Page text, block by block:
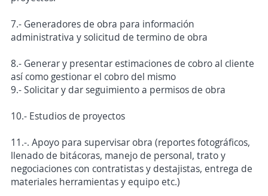
7.- Generadores de obra para información
administrativa y solicitud de termino de obra
8.- Generar y presentar estimaciones de cobro al cliente
así como gestionar el cobro del mismo
9.- Solicitar y dar seguimiento a permisos de obra
10.- Estudios de proyectos
11.-. Apoyo para supervisar obra (reportes fotográficos,
llenado de bitácoras, manejo de personal, trato y
negociaciones con contratistas y destajistas, entrega de
materiales herramientas y equipo etc.)